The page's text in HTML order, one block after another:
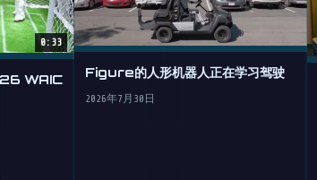
0:33
WAIC
Figure的人形机器人正在学习驾驶
2026年7月30日